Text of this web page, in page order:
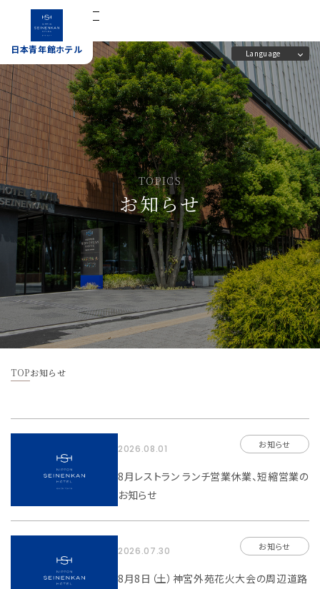
日本青年館ホテル
宿泊予約
Language
TOPICS
お知らせ
TOPお知らせ
2026.08.01 お知らせ
8月レストラン ランチ営業休業、短縮営業の
お知らせ
2026.07.30 お知らせ
8月8日（土）神宮外苑花火大会の周辺道路
日本青年館ホテル
ホーム
客室
レストラン
会議室
宴会場
施設案内
アクセス
よくあるご質問
日本青年館の概要と歴史
宿泊予約
お問い合わせ
予約確認・変更